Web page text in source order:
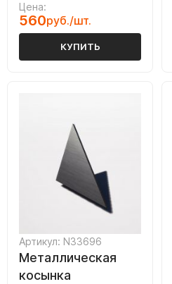
Цена:
560руб./шт.
КУПИТЬ
Артикул: N33696
Металлическая
косынка